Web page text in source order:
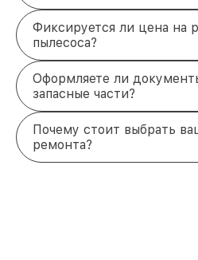
Фиксируется ли цена на
пылесоса?
Оформляете ли
запасные части?
Почему стоит выбрать
ремонта?